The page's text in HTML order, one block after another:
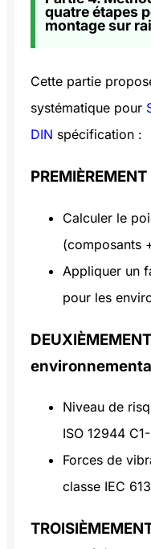
quatre étapes
montage sur
Cette partie
systématique pour
DIN spécification :
Calculer le
(composants
Appliquer un
pour les
Niveau de
ISO 12944
Forces de
classe IEC